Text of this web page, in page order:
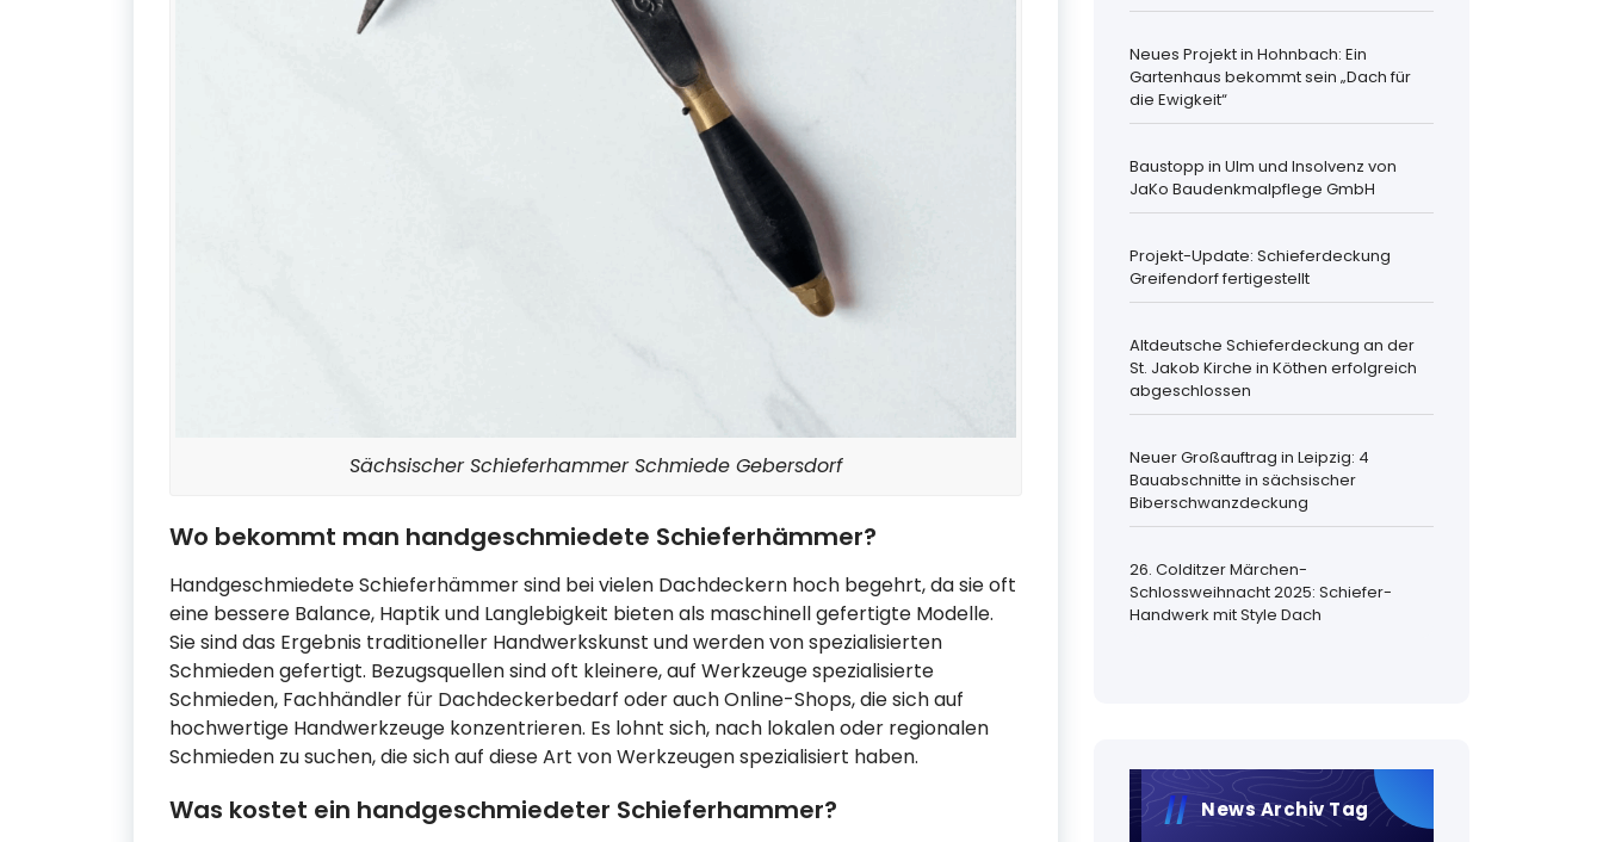
Sächsischer Schieferhammer Schmiede Gebersdorf
Wo bekommt man handgeschmiedete Schieferhämmer?
Handgeschmiedete Schieferhämmer sind bei vielen Dachdeckern hoch begehrt, da sie oft
eine bessere Balance, Haptik und Langlebigkeit bieten als maschinell gefertigte Modelle.
Sie sind das Ergebnis traditioneller Handwerkskunst und werden von spezialisierten
Schmieden gefertigt. Bezugsquellen sind oft kleinere, auf Werkzeuge spezialisierte
Schmieden, Fachhändler für Dachdeckerbedarf oder auch Online-Shops, die sich auf
hochwertige Handwerkzeuge konzentrieren. Es lohnt sich, nach lokalen oder regionalen
Schmieden zu suchen, die sich auf diese Art von Werkzeugen spezialisiert haben.
Was kostet ein handgeschmiedeter Schieferhammer?
Neues Projekt in Hohnbach: Ein
Gartenhaus bekommt sein „Dach für
die Ewigkeit“
Baustopp in Ulm und Insolvenz von
JaKo Baudenkmalpflege GmbH
Projekt-Update: Schieferdeckung
Greifendorf fertigestellt
Altdeutsche Schieferdeckung an der
St. Jakob Kirche in Köthen erfolgreich
abgeschlossen
Neuer Großauftrag in Leipzig: 4
Bauabschnitte in sächsischer
Biberschwanzdeckung
26. Colditzer Märchen-
Schlossweihnacht 2025: Schiefer-
Handwerk mit Style Dach
News Archiv Tag